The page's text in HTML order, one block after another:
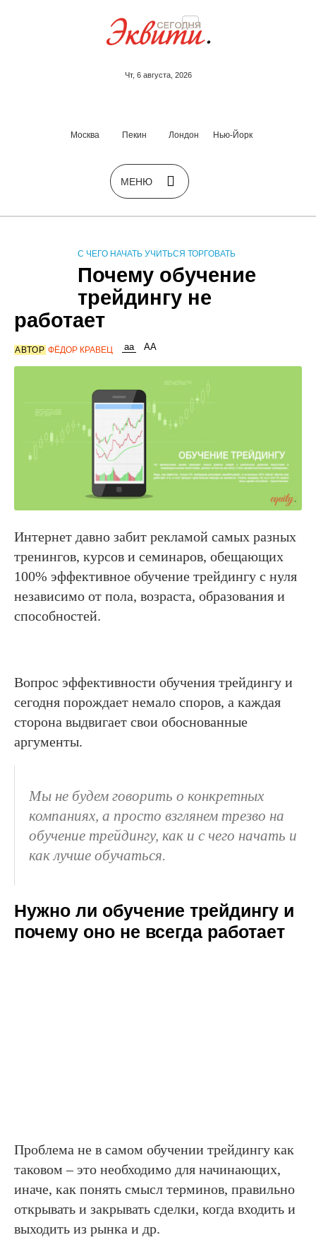
Чт, 6 августа, 2026
Москва Пекин Лондон Нью-Йорк
С ЧЕГО НАЧАТЬ УЧИТЬСЯ ТОРГОВАТЬ
Почему обучение
трейдингу не
работает
АВТОР ФЁДОР КРАВЕЦ
Интернет давно забит рекламой самых разных
тренингов, курсов и семинаров, обещающих
100% эффективное обучение трейдингу с нуля
независимо от пола, возраста, образования и
способностей.
Вопрос эффективности обучения трейдингу и
сегодня порождает немало споров, а каждая
сторона выдвигает свои обоснованные
аргументы.
Мы не будем говорить о конкретных
компаниях, а просто взглянем трезво на
обучение трейдингу, как и с чего начать и
как лучше обучаться.
Нужно ли обучение трейдингу и
почему оно не всегда работает
Проблема не в самом обучении трейдингу как
таковом – это необходимо для начинающих,
иначе, как понять смысл терминов, правильно
открывать и закрывать сделки, когда входить и
выходить из рынка и др.